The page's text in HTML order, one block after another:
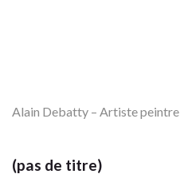
Alain Debatty – Artiste peintre
(pas de titre)